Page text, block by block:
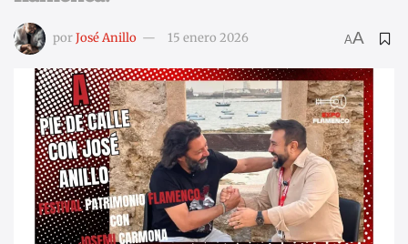
porJosé Anillo 15 enero 2026 AA